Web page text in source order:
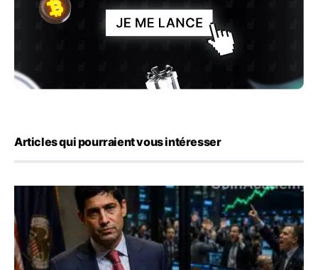
Articles qui pourraient vous intéresser
Emploi américain : 23 000 postes détruits en juillet, les